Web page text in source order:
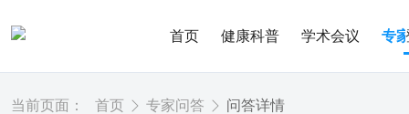
首页 健康科普 学术会议 专
当前页面： 首页 专家问答 问答详情